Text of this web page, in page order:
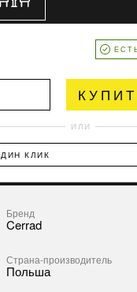
ИЛИ
КЛИК
Бренд
Cerrad
Страна-производитель
Польша